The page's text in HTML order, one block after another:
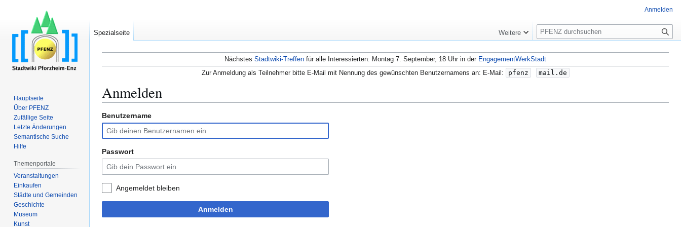
Nächstes Stadtwiki-Treffen für alle Interessierten: Montag 7. September, 18 Uhr in der EngagementWerkStadt
Zur Anmeldung als Teilnehmer bitte E-Mail mit Nennung des gewünschten Benutzernamens an: E-Mail:
pfenz mail.de
Anmelden
Zur
Navigation
springen
Zur
Suche
springen
Benutzername
Passwort
Angemeldet bleiben
Anmelden
Anmelden
Spezialseite Weitere
S
u
c
h
e
Hauptseite
Über PFENZ
Zufällige Seite
Letzte Änderungen
Semantische Suche
Hilfe
Themenportale
Veranstaltungen
Einkaufen
Städte und Gemeinden
Geschichte
Museum
Kunst